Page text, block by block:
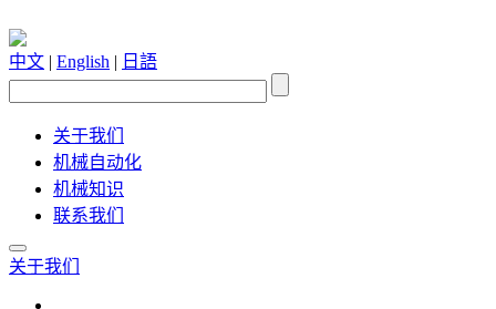
中文 | English | 日語
关于我们
机械自动化
机械知识
联系我们
关于我们